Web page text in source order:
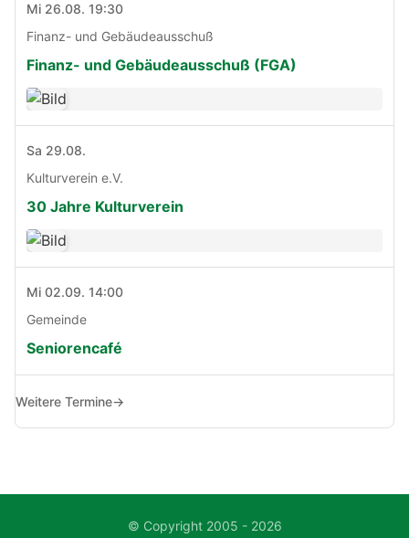
Mi 26.08. 19:30
Finanz- und Gebäudeausschuß
Finanz- und Gebäudeausschuß (FGA)
Sa 29.08.
Kulturverein e.V.
30 Jahre Kulturverein
Mi 02.09. 14:00
Gemeinde
Seniorencafé
Weitere Termine→
© Copyright 2005 - 2026